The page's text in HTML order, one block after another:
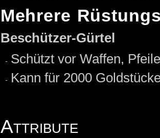
Mehrere
Beschützer-Gürtel
Schützt vor Waffen,
Kann für 2000
Attribute